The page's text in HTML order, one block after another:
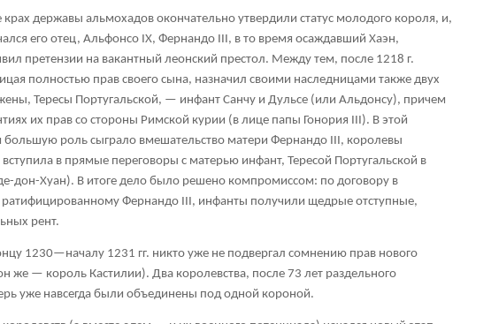
державы альмохадов окончательно утвердили статус молодого короля, и,
его отец, Альфонсо IX, Фернандо III, в то время осаждавший Хаэн,
претензии на вакантный леонский престол. Между тем, после 1218 г.
полностью прав своего сына, назначил своими наследницами также двух
Тересы Португальской, — инфант Санчу и Дульсе (или Альдонсу), причем
их прав со стороны Римской курии (в лице папы Гонория III). В этой
большую роль сыграло вмешательство матери Фернандо III, королевы
в прямые переговоры с матерью инфант, Тересой Португальской в
дон-Хуан). В итоге дело было решено компромиссом: по договору в
ратифицированному Фернандо III, инфанты получили щедрые отступные,
рент.
1230—началу 1231 гг. никто уже не подвергал сомнению прав нового
же — король Кастилии). Два королевства, после 73 лет раздельного
уже навсегда были объединены под одной короной.